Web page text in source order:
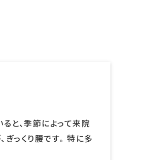
と、季節によって来院
っくり腰です。 特に多